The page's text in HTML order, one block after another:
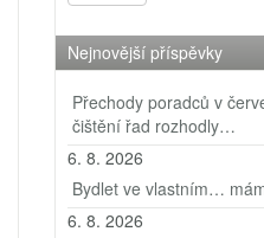
Nejnovější příspěvky
Přechody poradců v
čištění řad rozhodly…
6. 8. 2026
Bydlet ve vlastním…
6. 8. 2026